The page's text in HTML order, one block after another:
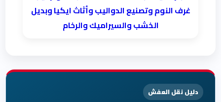
غرف النوم وتصنيع الدواليب وأثاث ايكيا وبديل
الخشب والسيراميك والرخام
دليل نقل العفش